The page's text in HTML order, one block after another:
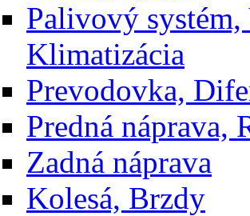
Palivový
Klimatizácia
Prevodovka,
Predná náprava,
Zadná náprava
Kolesá, Brzdy